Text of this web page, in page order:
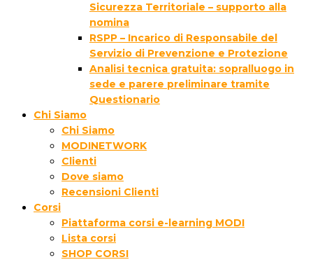
Sicurezza Territoriale – supporto alla
nomina
RSPP – Incarico di Responsabile del
Servizio di Prevenzione e Protezione
Analisi tecnica gratuita: sopralluogo in
sede e parere preliminare tramite
Questionario
Chi Siamo
Chi Siamo
MODINETWORK
Clienti
Dove siamo
Recensioni Clienti
Corsi
Piattaforma corsi e-learning MODI
Lista corsi
SHOP CORSI